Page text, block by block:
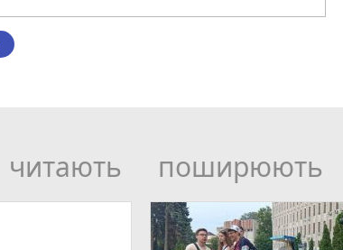
читають поширюють